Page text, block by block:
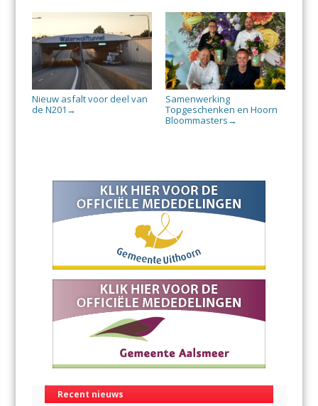
Nieuw asfalt voor deel van
de N201 →
Samenwerking
Topgeschenken en Hoorn
Bloommasters →
Recent nieuws